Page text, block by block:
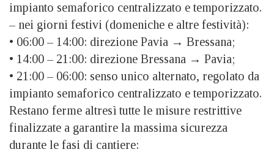
impianto semaforico centralizzato e temporizzato.
– nei giorni festivi (domeniche e altre festività):
• 06:00 – 14:00: direzione Pavia → Bressana;
• 14:00 – 21:00: direzione Bressana → Pavia;
• 21:00 – 06:00: senso unico alternato, regolato da
impianto semaforico centralizzato e temporizzato.
Restano ferme altresì tutte le misure restrittive
finalizzate a garantire la massima sicurezza
durante le fasi di cantiere: